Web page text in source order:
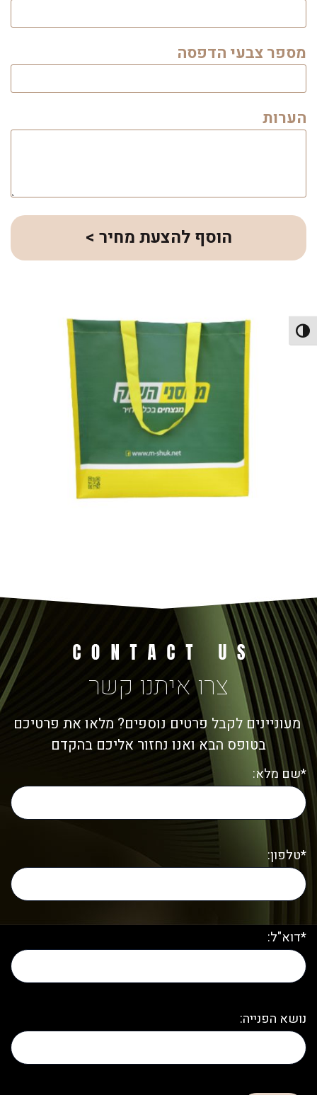
הפעל/כבה ניגודיות גבוהה
מספר צבעי הדפסה
הערות
הוסף להצעת מחיר >
צרו איתנו קשר
מעוניינים לקבל פרטים נוספים? מלאו את פרטיכם
בטופס הבא ואנו נחזור אליכם בהקדם
*שם מלא:
*טלפון:
*דוא"ל:
נושא הפנייה: